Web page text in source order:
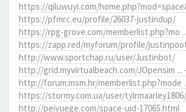
https://qiluwuyi.com/
https://pfmrc.eu/profile/26037-justindup/
https://rpg-grove.com/memberlist.php?mo
https://zapp.red/myforum/profile/
http://www.sportchap.ru/user/Justinbot/
http://grid.myvirtualbeach.com/JOpensim ...
http://forum.msm.hr/memberlist.php?mode
https://stormy.com.ua/user/tylrmaarley1806/
http://peiyuege.com/space-uid-17065.html